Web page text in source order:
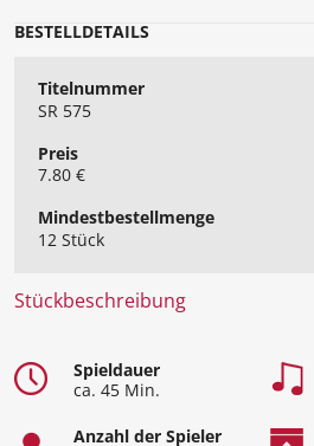
BESTELLDETAILS
Titelnummer
SR 575
Preis
7.80 €
Mindest​bestellmenge
12 Stück
Stückbeschreibung
Spieldauer
ca. 45 Min.
Anzahl der Spieler